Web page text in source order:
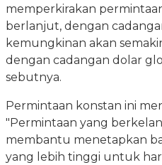
memperkirakan
berlanjut, dengan
kemungkinan akan
dengan cadangan dolar
sebutnya.
Permintaan konstan ini
"Permintaan yang
membantu menetapkan
yang lebih tinggi untuk